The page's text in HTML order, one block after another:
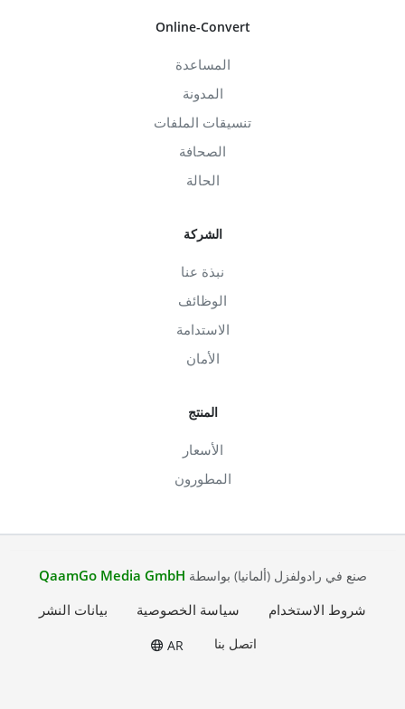
Online-Convert
المساعدة
المدونة
تنسيقات الملفات
الصحافة
الحالة
الشركة
نبذة عنا
الوظائف
الاستدامة
الأمان
المنتج
الأسعار
المطورون
صنع في رادولفزل (ألمانيا) بواسطة QaamGo Media GmbH
شروط الاستخدام
سياسة الخصوصية بيانات النشر
اتصل بنا AR